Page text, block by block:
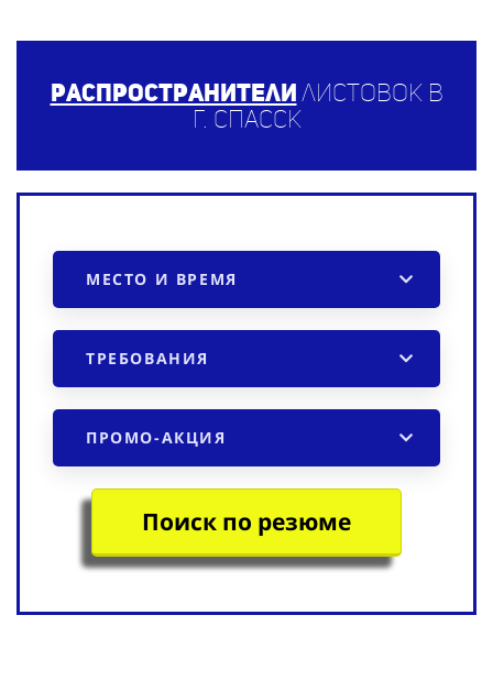
Распространители листовок в
г. Спасск
МЕСТО И ВРЕМЯ
ТРЕБОВАНИЯ
ПРОМО-АКЦИЯ
Поиск по резюме